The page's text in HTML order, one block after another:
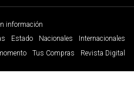
información
Estado Nacionales
Internacionales
Tus Compras Revista Digital